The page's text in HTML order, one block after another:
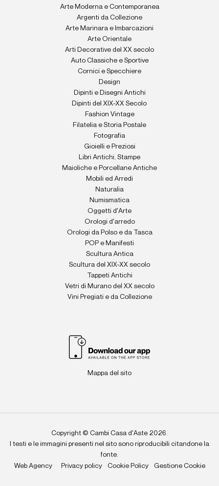
Arte Moderna e Contemporanea
Argenti da Collezione
Arte Marinara e Imbarcazioni
Arte Orientale
Arti Decorative del XX secolo
Auto Classiche e Sportive
Cornici e Specchiere
Design
Dipinti e Disegni Antichi
Dipinti del XIX-XX Secolo
Fashion Vintage
Filatelia e Storia Postale
Fotografia
Gioielli e Preziosi
Libri Antichi, Stampe
Maioliche e Porcellane Antiche
Mobili ed Arredi
Naturalia
Numismatica
Oggetti d'Arte
Orologi d'arredo
Orologi da Polso e da Tasca
POP e Manifesti
Scultura Antica
Scultura del XIX-XX secolo
Tappeti Antichi
Vetri di Murano del XX secolo
Vini Pregiati e da Collezione
Mappa del sito
Copyright © Cambi Casa d'Aste 2026.
I testi e le immagini presenti nel sito sono riproducibili citandone la
fonte.
Web Agency
Privacy policy Cookie Policy Gestione Cookie